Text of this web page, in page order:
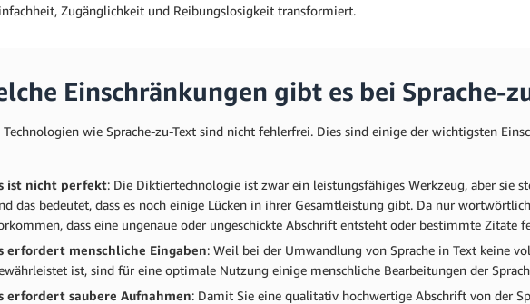
Zugänglichkeit und Reibungslosigkeit transformiert.
Einschränkungen gibt es bei Sprache-
Technologien wie Sprache-zu-Text sind nicht fehlerfrei. Dies sind einige der wichtigsten
ist nicht perfekt: Die Diktiertechnologie ist zwar ein leistungsfähiges Werkzeug, aber sie
das bedeutet, dass es noch einige Lücken in ihrer Gesamtleistung gibt. Da nur
dass eine ungenaue oder ungeschickte Abschrift entsteht oder bestimmte Zitate
erfordert menschliche Eingaben: Weil bei der Umwandlung von Sprache in Text keine
ist, sind für eine optimale Nutzung einige menschliche Bearbeitungen der
erfordert saubere Aufnahmen: Damit Sie eine qualitativ hochwertige Abschrift von der